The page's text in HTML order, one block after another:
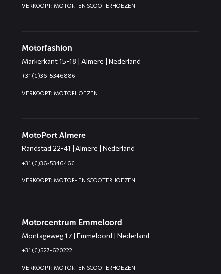
VERKOOPT: MOTOR- EN SCOOTERHOEZEN
Motorfashion
Markerkant 15-18 | Almere | Nederland
+31 (0)36-5346886
VERKOOPT: MOTORHOEZEN
MotoPort Almere
Randstad 22-41 | Almere | Nederland
+31 (0)36-5346466
VERKOOPT: MOTOR- EN SCOOTERHOEZEN
Motorcentrum Emmeloord
Montageweg 17 | Emmeloord | Nederland
+31 (0)527-620222
VERKOOPT: MOTOR- EN SCOOTERHOEZEN